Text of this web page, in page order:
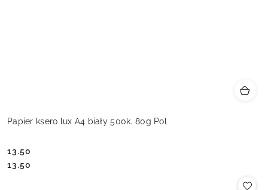
Papier ksero lux A4 biały 500k. 80g Pol
Cena:
13.50
Cena:
13.50